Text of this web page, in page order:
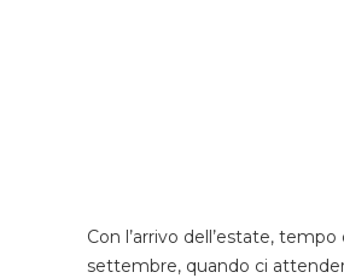
Con l’arrivo dell’estate,
settembre, quando ci